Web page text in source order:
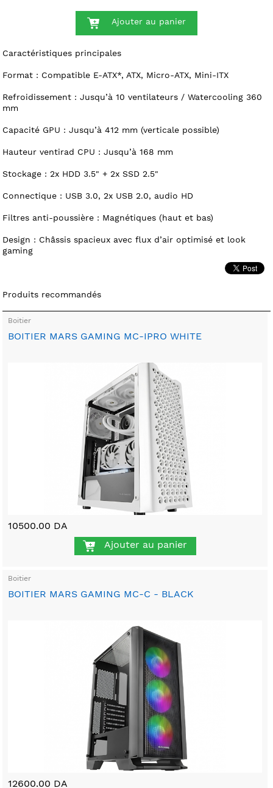
Ajouter au panier
Caractéristiques principales
Format : Compatible E-ATX*, ATX, Micro-ATX, Mini-ITX
Refroidissement : Jusqu’à 10 ventilateurs / Watercooling 360
mm
Capacité GPU : Jusqu’à 412 mm (verticale possible)
Hauteur ventirad CPU : Jusqu’à 168 mm
Stockage : 2x HDD 3.5" + 2x SSD 2.5"
Connectique : USB 3.0, 2x USB 2.0, audio HD
Filtres anti-poussière : Magnétiques (haut et bas)
Design : Châssis spacieux avec flux d’air optimisé et look
gaming
Produits recommandés
Boitier
BOITIER MARS GAMING MC-IPRO WHITE
10500.00 DA
Ajouter au panier
Boitier
BOITIER MARS GAMING MC-C - BLACK
12600.00 DA